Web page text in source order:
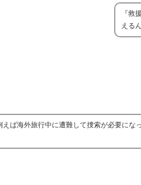
『救
える
ば海外旅行中に遭難して捜索が必要に